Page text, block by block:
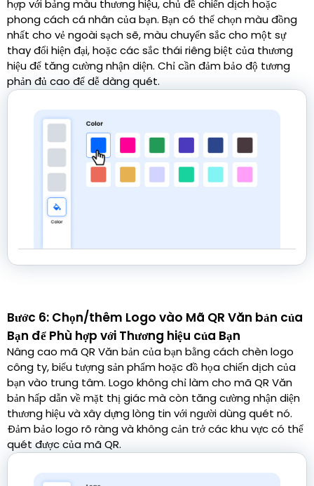
hợp với bảng màu thương hiệu, chủ đề chiến dịch hoặc
phong cách cá nhân của bạn. Bạn có thể chọn màu đồng
nhất cho vẻ ngoài sạch sẽ, màu chuyển sắc cho một sự
thay đổi hiện đại, hoặc các sắc thái riêng biệt của thương
hiệu để tăng cường nhận diện. Chỉ cần đảm bảo độ tương
phản đủ cao để dễ dàng quét.
Bước 6: Chọn/thêm Logo vào Mã QR Văn bản của
Bạn để Phù hợp với Thương hiệu của Bạn
Nâng cao mã QR Văn bản của bạn bằng cách chèn logo
công ty, biểu tượng sản phẩm hoặc đồ họa chiến dịch của
bạn vào trung tâm. Logo không chỉ làm cho mã QR Văn
bản hấp dẫn về mặt thị giác mà còn tăng cường nhận diện
thương hiệu và xây dựng lòng tin với người dùng quét nó.
Đảm bảo logo rõ ràng và không cản trở các khu vực có thể
quét được của mã QR.